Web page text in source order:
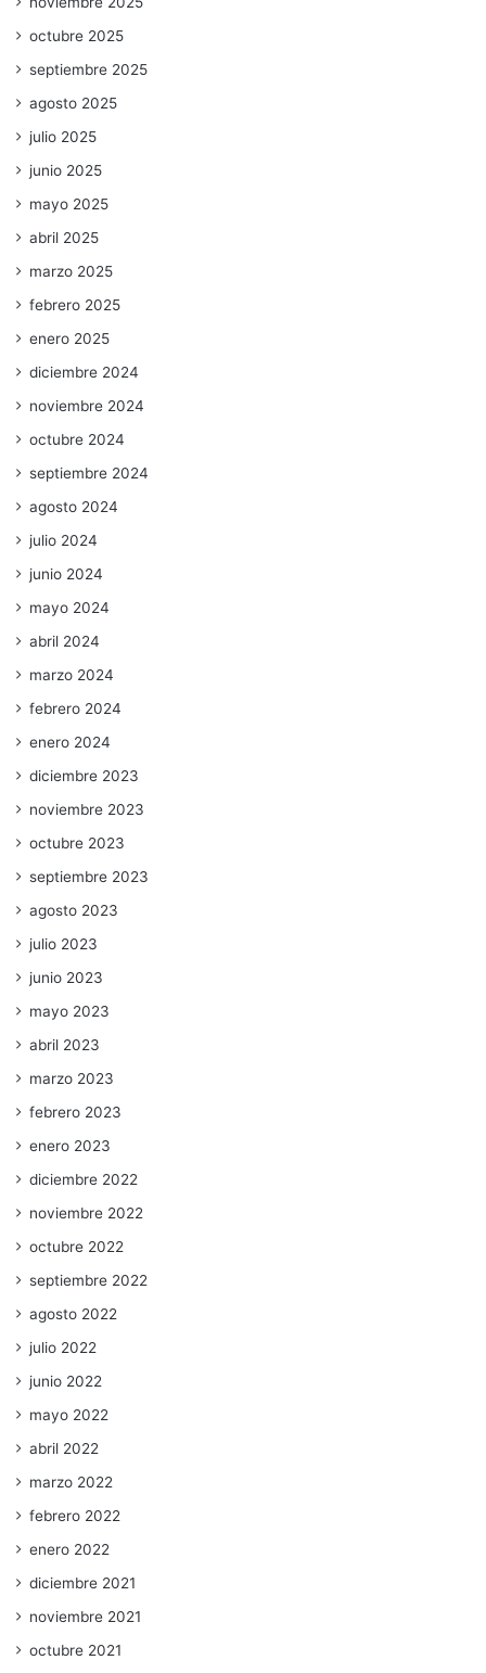
octubre 2025
septiembre 2025
agosto 2025
julio 2025
junio 2025
mayo 2025
abril 2025
marzo 2025
febrero 2025
enero 2025
diciembre 2024
noviembre 2024
octubre 2024
septiembre 2024
agosto 2024
julio 2024
junio 2024
mayo 2024
abril 2024
marzo 2024
febrero 2024
enero 2024
diciembre 2023
noviembre 2023
octubre 2023
septiembre 2023
agosto 2023
julio 2023
junio 2023
mayo 2023
abril 2023
marzo 2023
febrero 2023
enero 2023
diciembre 2022
noviembre 2022
octubre 2022
septiembre 2022
agosto 2022
julio 2022
junio 2022
mayo 2022
abril 2022
marzo 2022
febrero 2022
enero 2022
diciembre 2021
noviembre 2021
octubre 2021